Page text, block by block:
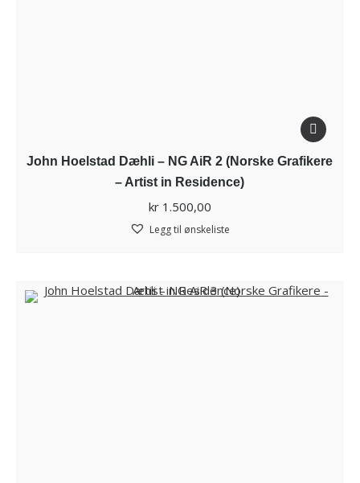
John Hoelstad Dæhli – NG AiR 2 (Norske Grafikere
– Artist in Residence)
kr1.500,00
Legg til ønskeliste